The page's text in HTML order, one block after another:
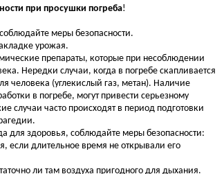
при просушки погреба!
меры безопасности.
урожая.
препараты, которые при несоблюдении
Нередки случаи, когда в погребе скапливается
человека (углекислый газ, метан). Наличие
в погребе, могут привести серьезному
случаи часто происходят в период подготовки
для здоровья, соблюдайте меры безопасности:
если длительное время не открывали его
ли там воздуха пригодного для дыхания.